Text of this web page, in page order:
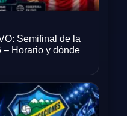
Semifinal de la
Horario y dónde